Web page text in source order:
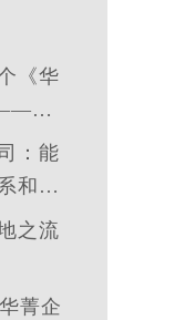
《华
让
智能
：能
和技
之流
菁企